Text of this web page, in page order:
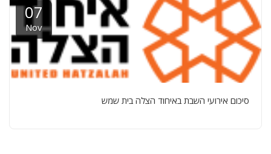
07
Nov
סיכום אירועי השבת באיחוד הצלה בית שמש